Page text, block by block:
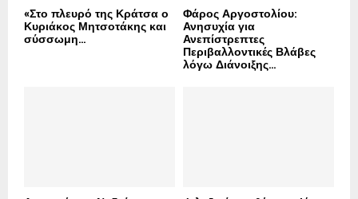
«Στο πλευρό της Κράτσα ο
Κυριάκος Μητσοτάκης και
σύσσωμη...
Φάρος Αργοστολίου:
Ανησυχία για
Ανεπίστρεπτες
Περιβαλλοντικές Βλάβες
λόγω Διάνοιξης...